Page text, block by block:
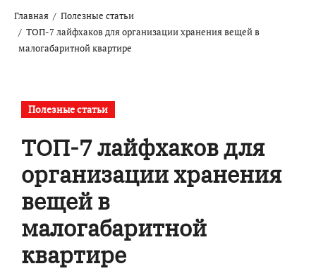
Главная
Полезные статьи
ТОП-7 лайфхаков для организации хранения вещей в
малогабаритной квартире
Полезные статьи
ТОП-7 лайфхаков для
организации хранения
вещей в
малогабаритной
квартире